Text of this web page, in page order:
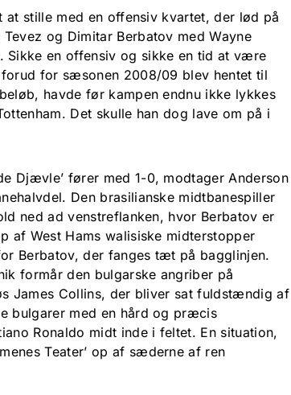
at stille med en offensiv kvartet, der lød på
og Dimitar Berbatov med Wayne
Sikke en offensiv og sikke en tid at være
for sæsonen 2008/09 blev hentet til
havde før kampen endnu ikke lykkes
Det skulle han dog lave om på i
Djævle’ fører med 1-0, modtager Anderson
Den brasilianske midtbanespiller
ned ad venstreflanken, hvor Berbatov er
af West Hams walisiske midterstopper
Berbatov, der fanges tæt på bagglinjen.
formår den bulgarske angriber på
James Collins, der bliver sat fuldstændig af
bulgarer med en hård og præcis
Ronaldo midt inde i feltet. En situation,
Teater’ op af sæderne af ren